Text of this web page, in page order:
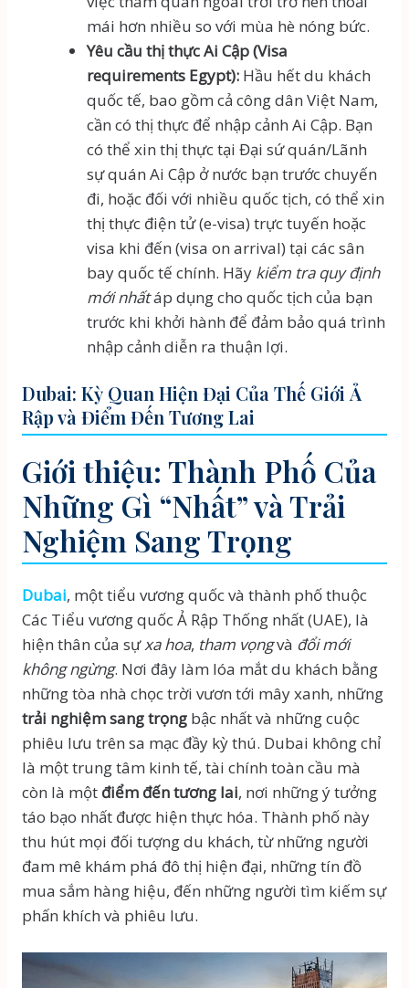
mái hơn nhiều so với mùa hè nóng bức.
Yêu cầu thị thực Ai Cập (Visa
requirements Egypt):Hầu hết du khách
quốc tế, bao gồm cả công dân Việt Nam,
cần có thị thực để nhập cảnh Ai Cập. Bạn
có thể xin thị thực tại Đại sứ quán/Lãnh
sự quán Ai Cập ở nước bạn trước chuyến
đi, hoặc đối với nhiều quốc tịch, có thể xin
thị thực điện tử (e-visa) trực tuyến hoặc
visa khi đến (visa on arrival) tại các sân
bay quốc tế chính. Hãy kiểm tra quy định
mới nhấtáp dụng cho quốc tịch của bạn
trước khi khởi hành để đảm bảo quá trình
nhập cảnh diễn ra thuận lợi.
Dubai: Kỳ Quan Hiện Đại Của Thế Giới Ả
Rập và Điểm Đến Tương Lai
Giới thiệu: Thành Phố Của
Những Gì “Nhất” và Trải
Nghiệm Sang Trọng
Dubai, một tiểu vương quốc và thành phố thuộc
Các Tiểu vương quốc Ả Rập Thống nhất (UAE), là
hiện thân của sựxa hoa, tham vọngvà đổi mới
không ngừng. Nơi đây làm lóa mắt du khách bằng
những tòa nhà chọc trời vươn tới mây xanh, những
trải nghiệm sang trọngbậc nhất và những cuộc
phiêu lưu trên sa mạc đầy kỳ thú. Dubai không chỉ
là một trung tâm kinh tế, tài chính toàn cầu mà
còn là một điểm đến tương lai, nơi những ý tưởng
táo bạo nhất được hiện thực hóa. Thành phố này
thu hút mọi đối tượng du khách, từ những người
đam mê khám phá đô thị hiện đại, những tín đồ
mua sắm hàng hiệu, đến những người tìm kiếm sự
phấn khích và phiêu lưu.